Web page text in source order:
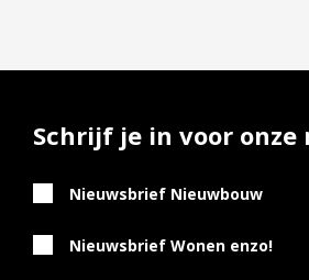
Schrijf je in voor
Nieuwsbrief Nieuwbouw
Nieuwsbrief Wonen enzo!